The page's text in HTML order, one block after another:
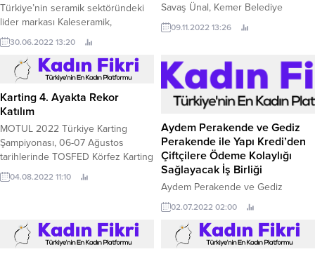
Türkiye’nin seramik sektöründeki
lider markası Kaleseramik,
Turkishtime Dergisi'nin
araştırmasına göre, 2021 yılında en
fazla Ar-Ge harcaması yapan
şirketler arasında 16 milyon 381 bin
TL ile 165.
30.06.2022 13:20
Savaş Ünal, Kemer Belediye
Başkan Vekili Mustafa Tıraş’a
nezaket ziyaretinde bulundu.
09.11.2022 13:26
Karting 4. Ayakta Rekor
Katılım
MOTUL 2022 Türkiye Karting
Şampiyonası, 06-07 Ağustos
tarihlerinde TOSFED Körfez Karting
Pisti’nde Bursa Uludağ
Motorsporları Kulübü (BUMOSK)
ediyor.
04.08.2022 11:10
Aydem Perakende ve Gediz
Perakende ile Yapı Kredi’den
Çiftçilere Ödeme Kolaylığı
Sağlayacak İş Birliği
Aydem Perakende ve Gediz
Perakende ile Yapı Kredi arasında
çiftçilere yönelik önemli bir iş
birliğine imza atıldı.
02.07.2022 02:00